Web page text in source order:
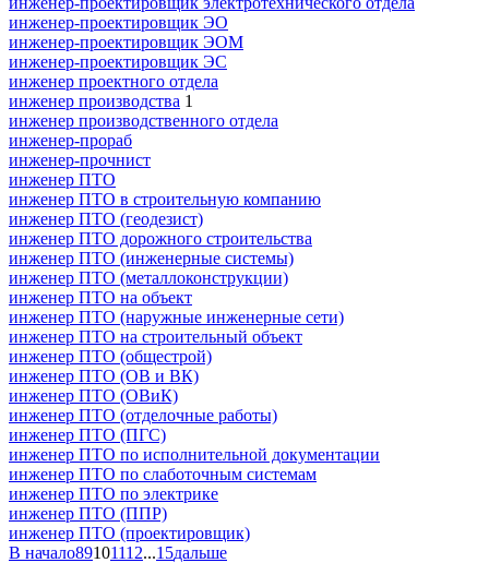
инженер-проектировщик ЭО
инженер-проектировщик ЭОМ
инженер-проектировщик ЭС
инженер проектного отдела
инженер производства 1
инженер производственного отдела
инженер-прораб
инженер-прочнист
инженер ПТО
инженер ПТО в строительную компанию
инженер ПТО (геодезист)
инженер ПТО дорожного строительства
инженер ПТО (инженерные системы)
инженер ПТО (металлоконструкции)
инженер ПТО на объект
инженер ПТО (наружные инженерные сети)
инженер ПТО на строительный объект
инженер ПТО (общестрой)
инженер ПТО (ОВ и ВК)
инженер ПТО (ОВиК)
инженер ПТО (отделочные работы)
инженер ПТО (ПГС)
инженер ПТО по исполнительной документации
инженер ПТО по слаботочным системам
инженер ПТО по электрике
инженер ПТО (ППР)
инженер ПТО (проектировщик)
В начало89101112...15дальше